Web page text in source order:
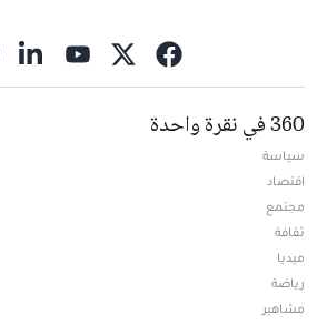
360 في نقرة واحدة
سياسة
اقتصاد
مجتمع
ثقافة
ميديا
رياضة
مشاهير